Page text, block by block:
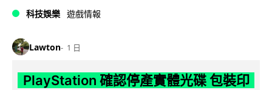
科技娛樂 遊戲情報
Lawton 1 日
PlayStation 確認停產實體光碟 包裝印